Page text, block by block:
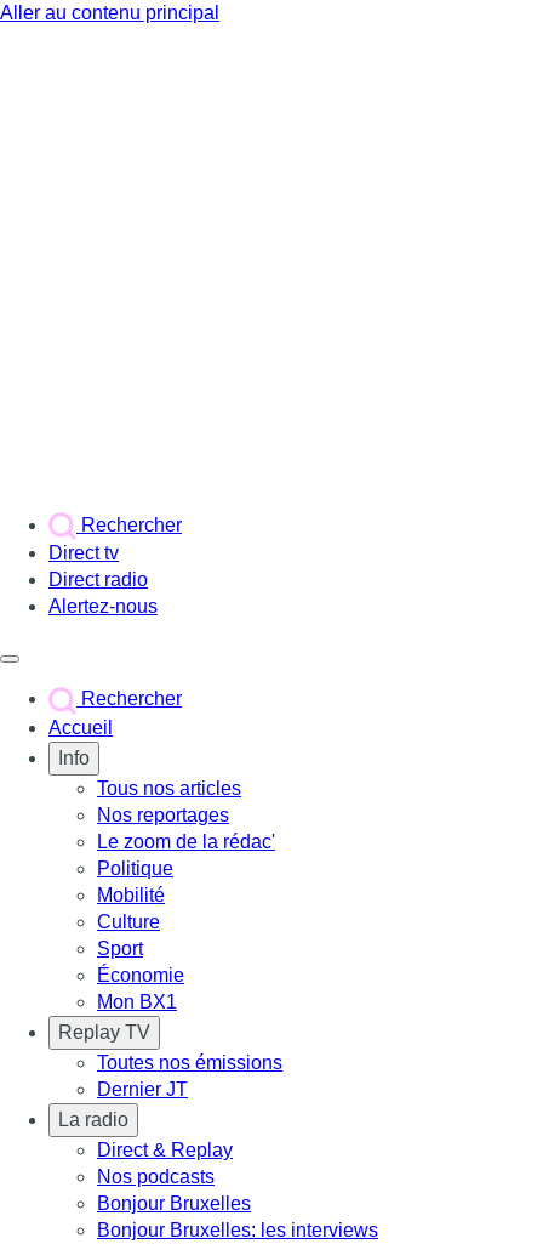
Aller au contenu principal
Rechercher
Direct tv
Direct radio
Alertez-nous
Rechercher
Accueil
Info
Tous nos articles
Nos reportages
Le zoom de la rédac'
Politique
Mobilité
Culture
Sport
Économie
Mon BX1
Replay TV
Toutes nos émissions
Dernier JT
La radio
Direct & Replay
Nos podcasts
Bonjour Bruxelles
Bonjour Bruxelles: les interviews